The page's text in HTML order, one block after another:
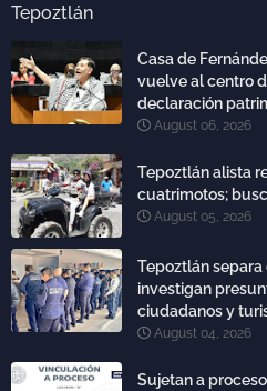
Tepoztlán
Casa de
vuelve al centro
declaración
August 06, 2026
Tepoztlán alista
cuatrimotos;
August 05, 2026
Tepoztlán separa
investigan
ciudadanos y
August 04, 2026
Sujetan a